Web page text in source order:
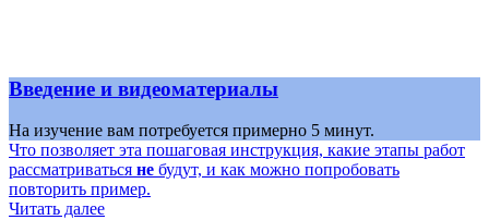
Введение и видеоматериалы
На изучение вам потребуется примерно 5 минут.
Что позволяет эта пошаговая инструкция, какие этапы работ
рассматриваться не будут, и как можно попробовать
повторить пример.
Читать далее